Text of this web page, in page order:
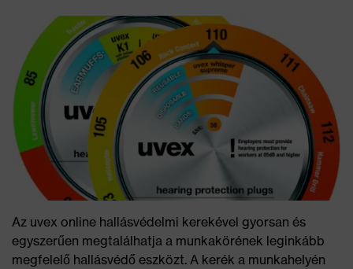
Az uvex online hallásvédelmi kerekével gyorsan és
egyszerűen megtalálhatja a munkakörének leginkább
megfelelő hallásvédő eszközt. A kerék a munkahelyén